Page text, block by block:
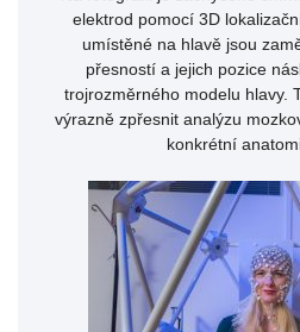
elektrod pomocí 3D
umístěné na hlavě jsou
přesností a jejich pozice
trojrozměrného modelu hlavy.
výrazně zpřesnit analýzu
konkrétní